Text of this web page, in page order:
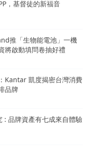
，基督徒的新福音
推「生物能電池」一機
將啟動填問卷抽好禮
Kantar 凱度揭密台灣消費
品牌
: 品牌資產有七成來自體驗